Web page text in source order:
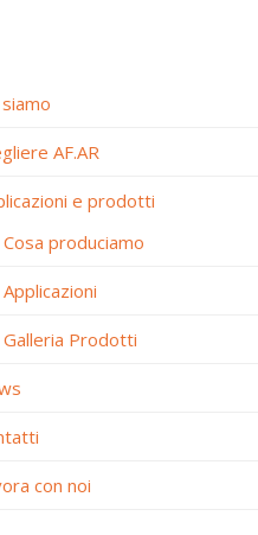
siamo
AF.AR
e prodotti
Cosa produciamo
Applicazioni
Galleria Prodotti
con noi